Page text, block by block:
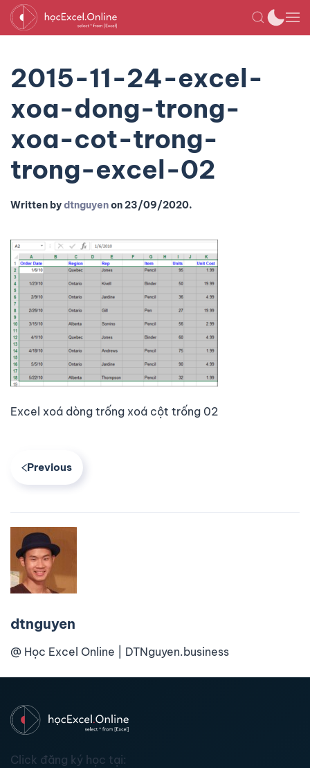
2015-11-24-excel-
xoa-dong-trong-
xoa-cot-trong-
trong-excel-02
Written bydtnguyenon23/09/2020.
Excel xoá dòng trống xoá cột trống 02
Previous
dtnguyen
@ Học Excel Online | DTNguyen.business
Click đăng ký học tại: